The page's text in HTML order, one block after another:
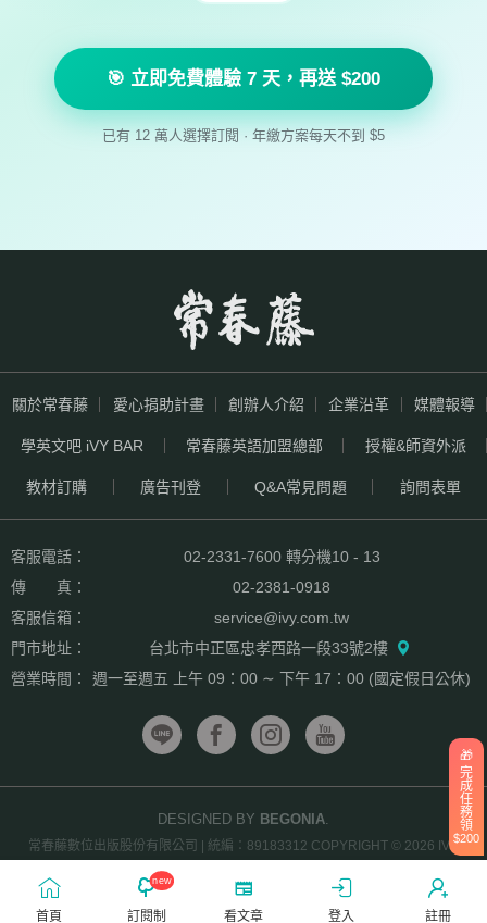
首頁
new
訂閱制 看文章 登入 註冊
🎁
完
成
任
務
領
$200
🎯 立即免費體驗 7 天，再送 $200
已有 12 萬人選擇訂閱 · 年繳方案每天不到 $5
關於常春藤 愛心捐助計畫 創辦人介紹 企業沿革 媒體報導
學英文吧 iVY BAR 常春藤英語加盟總部 授權&師資外派
教材訂購 廣告刊登 Q&A常見問題 詢問表單
客服電話： 02-2331-7600轉分機10 - 13
傳 真：
02-2381-0918
客服信箱：
service@ivy.com.tw
門市地址：
台北市中正區忠孝西路一段33號2樓
營業時間：
週一至週五 上午 09：00 ∼ 下午 17：00 (國定假日公休)
DESIGNED BY BEGONIA.
常春藤數位出版股份有限公司 | 統編：89183312 COPYRIGHT © 2026 IVY